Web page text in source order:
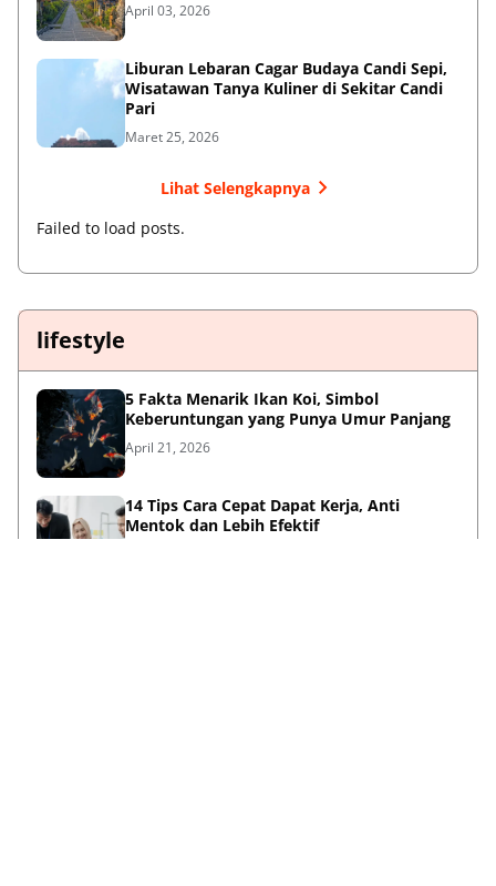
April 03, 2026
Liburan Lebaran Cagar Budaya Candi Sepi,
Wisatawan Tanya Kuliner di Sekitar Candi
Pari
Maret 25, 2026
Lihat Selengkapnya
Failed to load posts.
lifestyle
5 Fakta Menarik Ikan Koi, Simbol
Keberuntungan yang Punya Umur Panjang
April 21, 2026
14 Tips Cara Cepat Dapat Kerja, Anti
Mentok dan Lebih Efektif